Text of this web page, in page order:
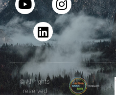
© All rights
reserved